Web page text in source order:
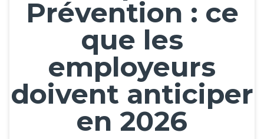
Prévention : ce
que les
employeurs
doivent anticiper
en 2026